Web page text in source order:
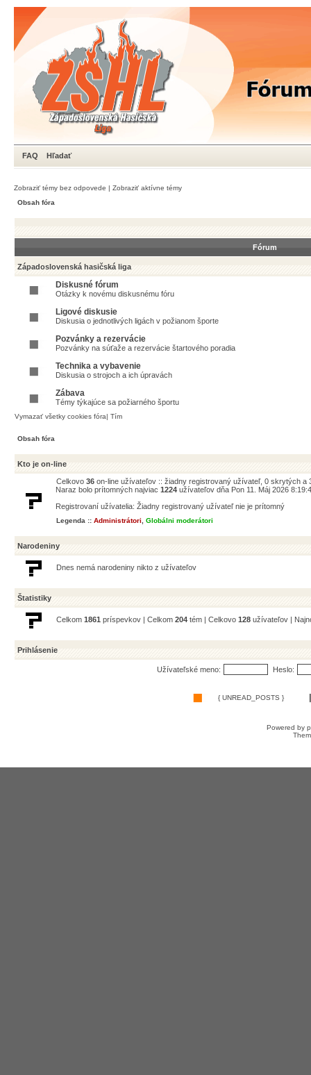
FAQ Hľadať
Zobraziť témy bez odpovede | Zobraziť aktívne témy
Obsah fóra
Fórum
Západoslovenská hasičská liga
Diskusné fórum
Otázky k novému diskusnému fóru
Ligové diskusie
Diskusia o jednotlivých ligách v požianom športe
Pozvánky a rezervácie
Pozvánky na súťaže a rezervácie štartového poradia
Technika a vybavenie
Diskusia o strojoch a ich úpravách
Zábava
Témy týkajúce sa požiarného športu
Vymazať všetky cookies fóra| Tím
Obsah fóra
Kto je on-line
Celkovo 36 on-line užívateľov :: žiadny registrovaný užívateľ, 0 skrytých
Naraz bolo prítomných najviac 1224 užívateľov dňa Pon 11. Máj 2026
Registrovaní užívatelia: Žiadny registrovaný užívateľ nie je prítomný
Legenda :: Administrátori Globálni moderátori
Narodeniny
Dnes nemá narodeniny nikto z užívateľov
Štatistiky
Celkom 1861 príspevkov | Celkom 204 tém | Celkovo 128 užívateľov |
Prihlásenie
Užívateľské meno: Heslo:
{ UNREAD_POSTS }
Powered by